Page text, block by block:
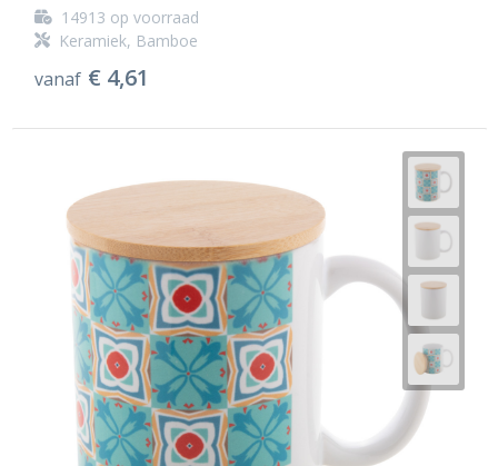
14913 op voorraad
Keramiek, Bamboe
vanaf € 4,61